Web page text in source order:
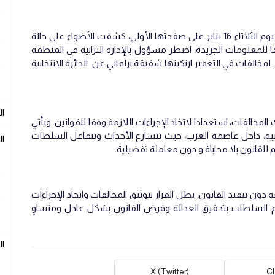
في عددها ليوم الثلاثاء 16 يناير على صفحتها الأولى، كشفت الأضواء على حالة
للمعلومات الجريدة، اضطر مسؤول بالإدارة الترابية في المنطقة
في التعمير ارتكبتها شقيقة برلماني عن الدائرة الانتخابية
استعدادا لاتخاذ الإجراءات اللازمة وفقا للقوانين. ويأتي
داخل عاصمة الغرب، حيث تتسارع الأحداث وتتفاعل السلطات
بلا محاباة و دون معاملة تفضيلية.
القانون، يظل القرار بتوثيق المخالفات واتخاذ الإجراءات
السلطات بتحقيق العدالة وفرض القانون بشكل عادل ومتساوٍ
X (Twitter)